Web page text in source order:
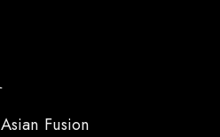
Fusion